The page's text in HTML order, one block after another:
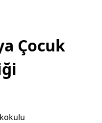
Çocuk